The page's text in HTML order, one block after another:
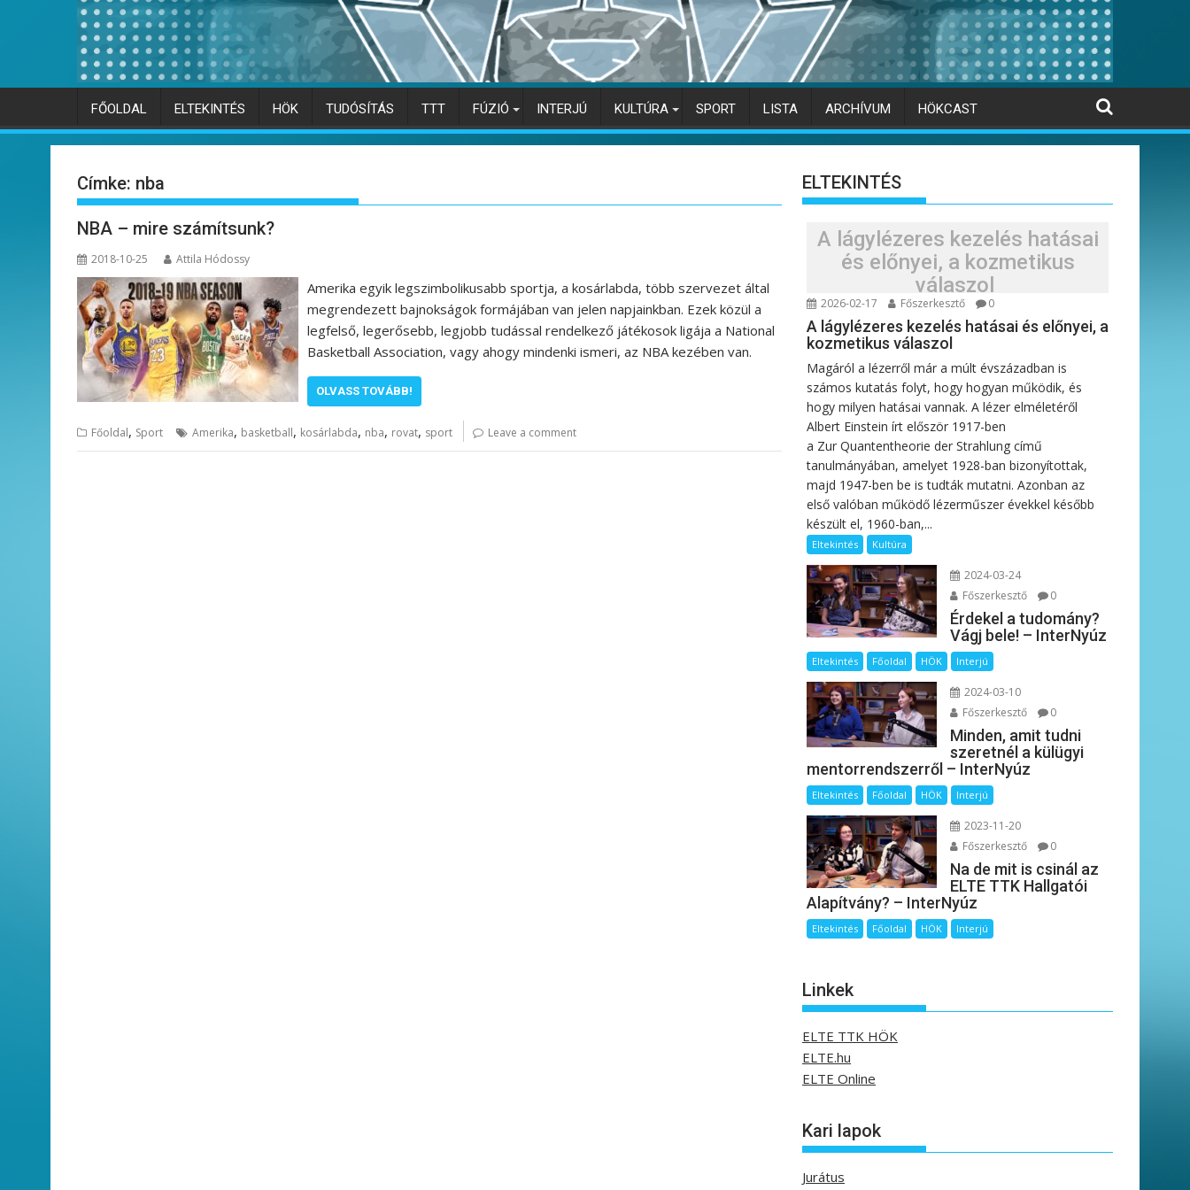
FŐOLDAL ELTEKINTÉS HÖK TUDÓSÍTÁS TTT FÚZIÓ INTERJÚ KULTÚRA SPORT LISTA ARCHÍVUM HÖKCAST
Címke: nba
NBA – mire számítsunk?
2018-10-25 Attila Hódossy
Amerika egyik legszimbolikusabb sportja, a kosárlabda, több szervezet által
megrendezett bajnokságok formájában van jelen napjainkban. Ezek közül a
legfelső, legerősebb, legjobb tudással rendelkező játékosok ligája a National
Basketball Association, vagy ahogy mindenki ismeri, az NBA kezében van.
OLVASS TOVÁBB!
Főoldal, Sport Amerika, basketball, kosárlabda, nba, rovat, sport Leave a comment
ELTEKINTÉS
A lágylézeres kezelés hatásai
és előnyei, a kozmetikus
válaszol
2026-02-17 Főszerkesztő 0
A lágylézeres kezelés hatásai és előnyei, a
kozmetikus válaszol
Magáról a lézerről már a múlt évszázadban is
számos kutatás folyt, hogy hogyan működik, és
hogy milyen hatásai vannak. A lézer elméletéről
Albert Einstein írt először 1917-ben
a Zur Quantentheorie der Strahlung című
tanulmányában, amelyet 1928-ban bizonyítottak,
majd 1947-ben be is tudták mutatni. Azonban az
első valóban működő lézerműszer évekkel később
készült el, 1960-ban,...
Eltekintés Kultúra
2024-03-24
Főszerkesztő
0
Érdekel a tudomány?
Vágj bele! – InterNyúz
Eltekintés Főoldal HÖK Interjú
2024-03-10
Főszerkesztő
0
Minden, amit tudni
szeretnél a külügyi
mentorrendszerről – InterNyúz
Eltekintés Főoldal HÖK Interjú
2023-11-20
Főszerkesztő
0
Na de mit is csinál az
ELTE TTK Hallgatói
Alapítvány? – InterNyúz
Eltekintés Főoldal HÖK Interjú
Linkek
ELTE TTK HÖK
ELTE.hu
ELTE Online
Kari lapok
Jurátus